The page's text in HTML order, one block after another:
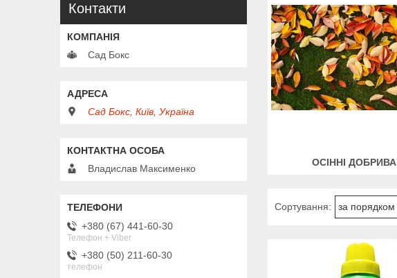
ОСІННІ ДОБРИВА
Контакти
Сад Бокс
Сад Бокс, Київ, Україна
Владислав Максименко
+380 (67) 441-60-30
Телефон + Viber
+380 (50) 211-60-30
телефон